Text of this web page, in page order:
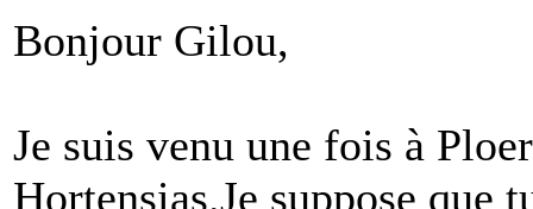
Bonjour Gilou,
Je suis venu une fois à
Hortensias.Je suppose que